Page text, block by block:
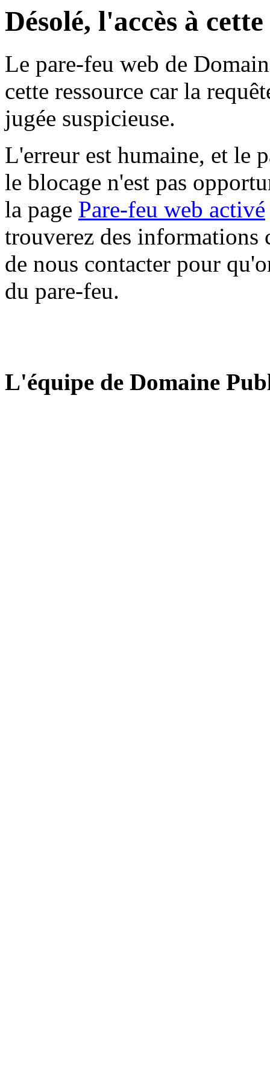
Désolé, l'accès à
Le pare-feu web de
cette ressource car la
jugée suspicieuse.
L'erreur est humaine, et le
le blocage n'est pas
la page Pare-feu web activé
trouverez des informations
de nous contacter pour
du pare-feu.
L'équipe de Domaine